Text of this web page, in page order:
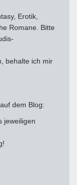
Erotik,
Romane. Bitte
behalte ich mir
dem Blog:
jeweiligen